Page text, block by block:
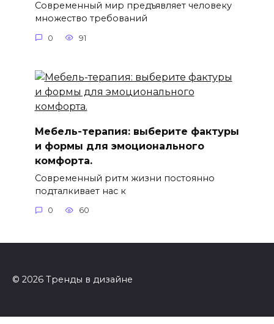
Современный мир предъявляет человеку
множество требований
0 91
Мебель-терапия: выберите фактуры
и формы для эмоционального
комфорта.
Современный ритм жизни постоянно
подталкивает нас к
0 60
© 2026 Тренды в дизайне